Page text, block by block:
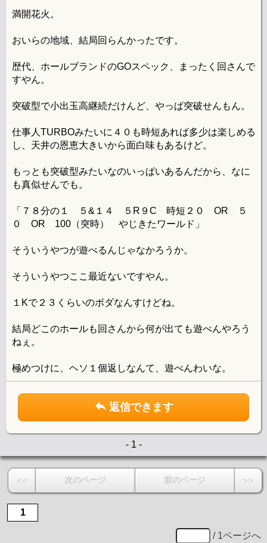
満開花火。
おいらの地域、結局回らんかったです。
歴代、ホールブランドのGOスペック、まったく回さんで
すやん。
突破型で小出玉高継続だけんど、やっぱ突破せんもん。
仕事人TURBOみたいに４０も時短あれば多少は楽しめる
し、天井の恩恵大きいから面白味もあるけど。
もっとも突破型みたいなのいっぱいあるんだから、なに
も真似せんでも。
「７８分の１ ５&１４ ５R９C 時短２０ OR ５
０ OR 100（突時） やじきたワールド」
そういうやつが遊べるんじゃなかろうか。
そういうやつここ最近ないですやん。
１Kで２３くらいのボダなんすけどね。
結局どこのホールも回さんから何が出ても遊べんやろう
ねぇ。
極めつけに、ヘソ１個返しなんて、遊べんわいな。
返信できます
- 1 -
<< 次のページ 前のページ >>
1
/ 1ページへ